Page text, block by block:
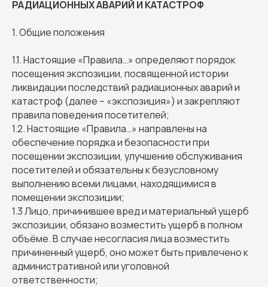
РАДИАЦИОННЫХ АВАРИЙ И КАТАСТРОФ
1. Общие положения
1.1. Настоящие «Правила…» определяют порядок
посещения экспозиции, посвященной истории
ликвидации последствий радиационных аварий и
катастроф (далее – «экспозиция») и закрепляют
правила поведения посетителей;
1.2. Настоящие «Правила…» направлены на
обеспечение порядка и безопасности при
посещении экспозиции, улучшение обслуживания
посетителей и обязательны к безусловному
выполнению всеми лицами, находящимися в
помещении экспозиции;
1.3 Лицо, причинившее вред и материальный ущерб
экспозиции, обязано возместить ущерб в полном
объёме. В случае несогласия лица возместить
причиненный ущерб, оно может быть привлечено к
административной или уголовной
ответственности;